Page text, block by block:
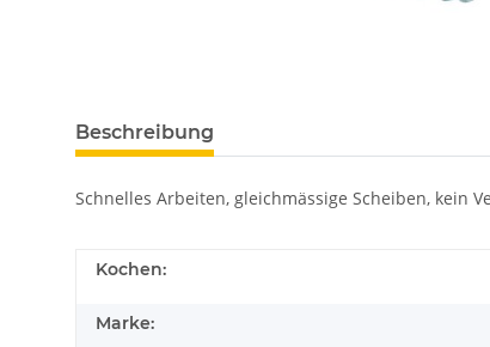
Beschreibung
Schnelles Arbeiten, gleichmässige Scheiben, kein
Kochen:
Marke: